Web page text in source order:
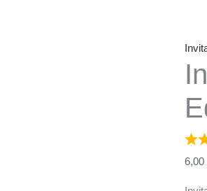
6,00
-
52
Eden